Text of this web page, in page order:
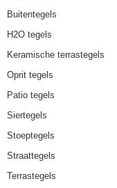
Buitentegels
H2O tegels
Keramische terrastegels
Oprit tegels
Patio tegels
Siertegels
Stoeptegels
Straattegels
Terrastegels